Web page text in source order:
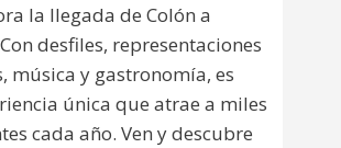
la llegada de Colón a
desfiles, representaciones
música y gastronomía, es
única que atrae a miles
cada año. Ven y descubre